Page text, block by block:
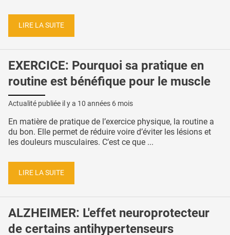
LIRE LA SUITE
EXERCICE: Pourquoi sa pratique en
routine est bénéfique pour le muscle
Actualité publiée il y a 10 années 6 mois
En matière de pratique de l’exercice physique, la routine a
du bon. Elle permet de réduire voire d’éviter les lésions et
les douleurs musculaires. C’est ce que ...
LIRE LA SUITE
ALZHEIMER: L'effet neuroprotecteur
de certains antihypertenseurs